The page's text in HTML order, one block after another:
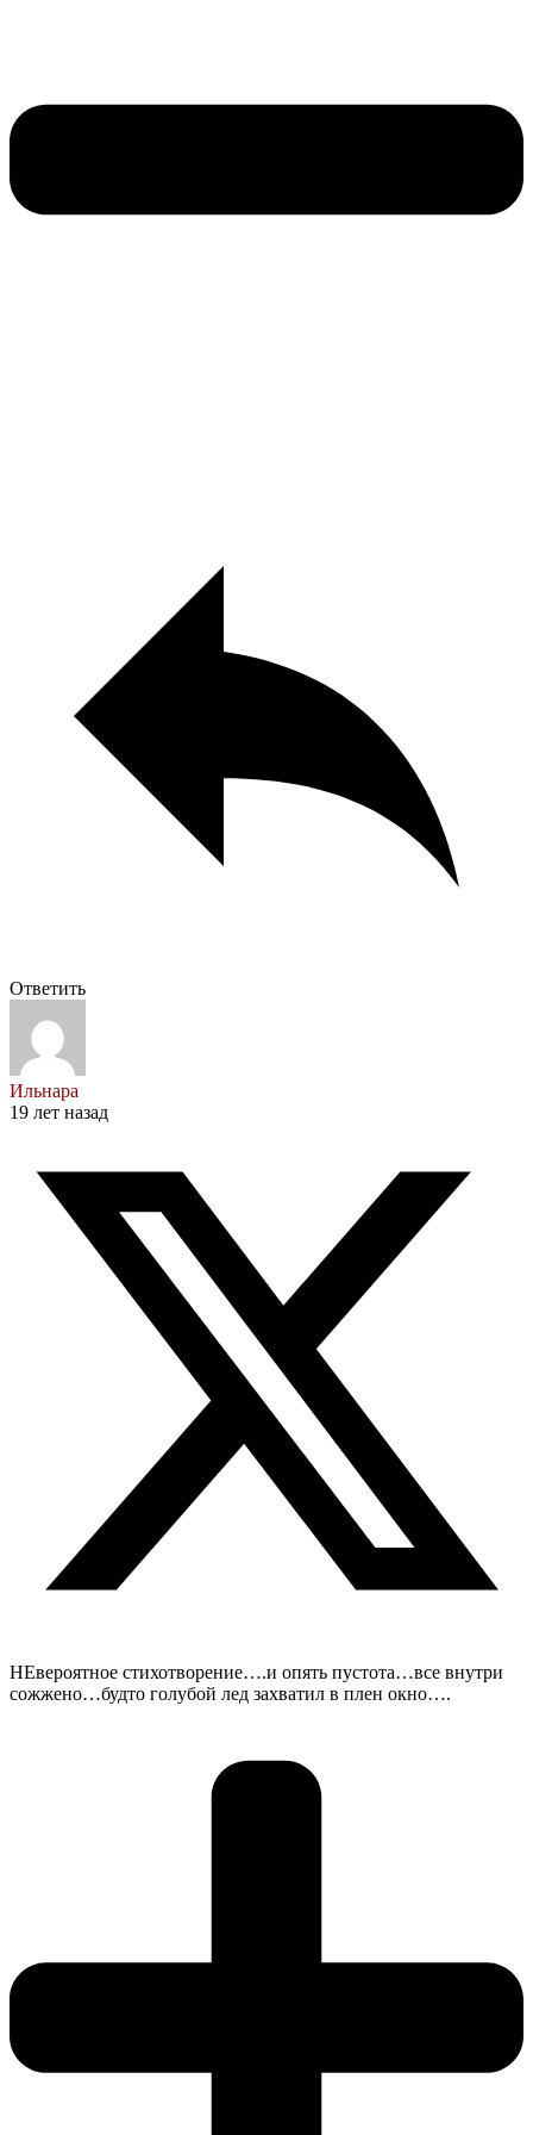
Ответить
Ильнара
19 лет назад
НЕвероятное стихотворение….и опять пустота…все внутри
сожжено…будто голубой лед захватил в плен окно….